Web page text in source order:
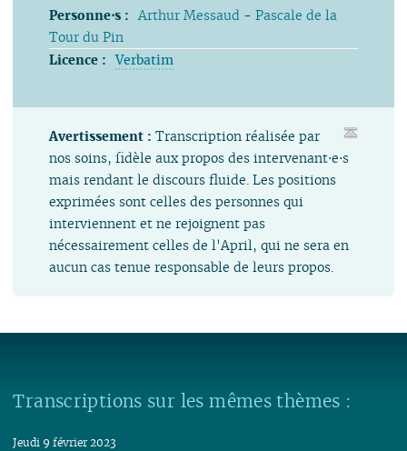
Personne⋅s : Arthur Messaud - Pascale de la
Tour du Pin
Licence : Verbatim
Avertissement :Transcription réalisée par
nos soins, fidèle aux propos des intervenant⋅e⋅s
mais rendant le discours fluide. Les positions
exprimées sont celles des personnes qui
interviennent et ne rejoignent pas
nécessairement celles de l'April, qui ne sera en
aucun cas tenue responsable de leurs propos.
Transcriptions sur les mêmes thèmes :
Jeudi 9 février 2023